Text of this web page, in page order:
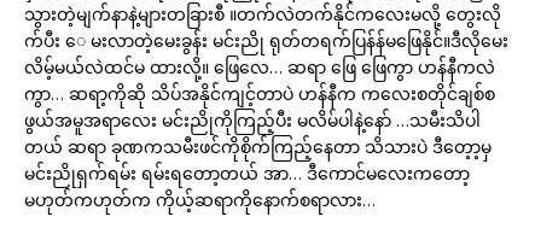
သွားတဲ့မျက်နာနဲ့များတခြားစီ ။တက်လဲတက်နိုင်ကလေးမလို့ တွေးလို
က်ပီး ေ မးလာတဲ့မေးခွန်း မင်းညို ရုတ်တရက်ပြန်န်မဖြေနိုင်။ဒီလိုမေး
လိမ့်မယ်လဲထင်မ ထားလို့။ ဖြေလေ… ဆရာ ဖြေ ဖြေကွာ ဟန်နီကလဲ
ကွာ… ဆရာ့ကိုဆို သိပ်အနိုင်ကျင့်တာပဲ ဟန်နီက ကလေးစတိုင်ချစ်စ
ဖွယ်အမူအရာလေး မင်းညိုကိုကြည့်ပီး မလိမ်ပါနဲ့နော် …သမီးသိပါ
တယ် ဆရာ ခုဏကသမီးဖင်ကိုစိုက်ကြည့်နေတာ သိသားပဲ ဒီတေ့ာ့မှ
မင်းညိုရှက်ရမ်း ရမ်းရတော့တယ် အာ… ဒီကောင်မလေးကတော့
မဟုတ်ကဟုတ်က ကိုယ့်ဆရာကိုနောက်စရာလား…